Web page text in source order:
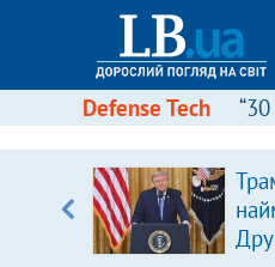
Defense Tech “30